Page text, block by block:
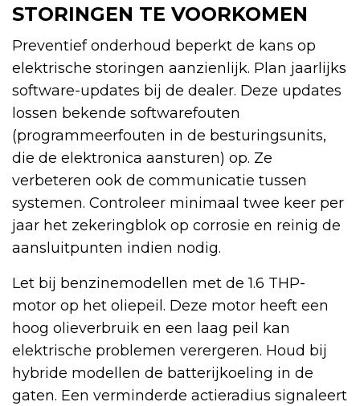
STORINGEN TE VOORKOMEN
Preventief onderhoud beperkt de kans op
elektrische storingen aanzienlijk. Plan jaarlijks
software-updates bij de dealer. Deze updates
lossen bekende softwarefouten
(programmeerfouten in de besturingsunits,
die de elektronica aansturen) op. Ze
verbeteren ook de communicatie tussen
systemen. Controleer minimaal twee keer per
jaar het zekeringblok op corrosie en reinig de
aansluitpunten indien nodig.
Let bij benzinemodellen met de 1.6 THP-
motor op het oliepeil. Deze motor heeft een
hoog olieverbruik en een laag peil kan
elektrische problemen verergeren. Houd bij
hybride modellen de batterijkoeling in de
gaten. Een verminderde actieradius signaleert